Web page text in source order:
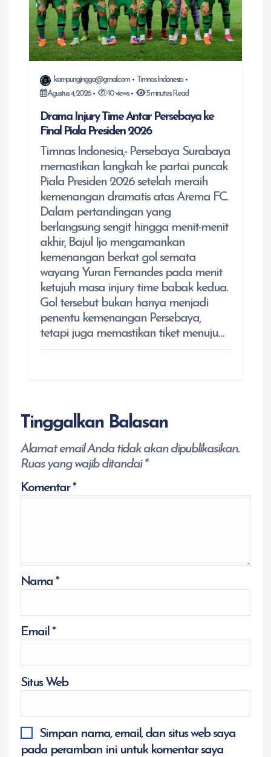
kampungjingga@gmail.com
Timnas Indonesia
Agustus 4, 2026
10 views 5 minutes Read
Drama Injury Time Antar Persebaya ke
Final Piala Presiden 2026
Timnas Indonesia,- Persebaya Surabaya
memastikan langkah ke partai puncak
Piala Presiden 2026 setelah meraih
kemenangan dramatis atas Arema FC.
Dalam pertandingan yang
berlangsung sengit hingga menit-menit
akhir, Bajul Ijo mengamankan
kemenangan berkat gol semata
wayang Yuran Fernandes pada menit
ketujuh masa injury time babak kedua.
Gol tersebut bukan hanya menjadi
penentu kemenangan Persebaya,
tetapi juga memastikan tiket menuju…
Tinggalkan Balasan
Alamat email Anda tidak akan dipublikasikan.
Ruas yang wajib ditandai*
Komentar*
Nama *
Email *
Situs Web
Simpan nama, email, dan situs web saya
pada peramban ini untuk komentar saya